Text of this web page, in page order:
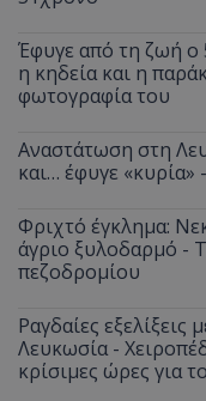
Έφυγε από τη ζωή ο
η κηδεία και η
φωτογραφία του
Αναστάτωση στη
και… έφυγε
Φριχτό έγκλημα:
άγριο ξυλοδαρμό -
πεζοδρομίου
Ραγδαίες
Λευκωσία -
κρίσιμες ώρες για